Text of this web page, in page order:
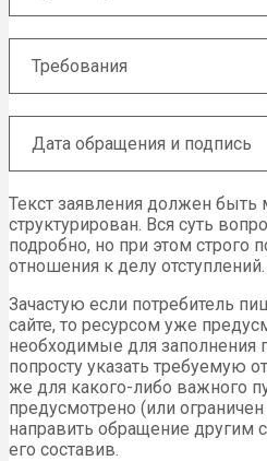
Требования
Дата обращения и подпись
Текст заявления должен быть
структурирован. Вся суть
подробно, но при этом строго
отношения к делу отступлений.
Зачастую если потребитель
сайте, то ресурсом уже
необходимые для заполнения
попросту указать требуемую
же для какого-либо важного
предусмотрено (или
направить обращение другим
его составив.